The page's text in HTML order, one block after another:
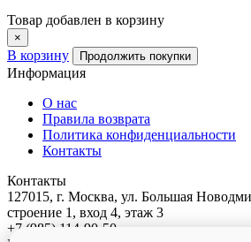
Товар добавлен в корзину
×
В корзину Продолжить покупки
Информация
О нас
Правила возврата
Политика конфиденциальности
Контакты
Контакты
127015, г. Москва, ул. Большая
строение 1, вход 4, этаж 3
+7 (985) 114-90-50